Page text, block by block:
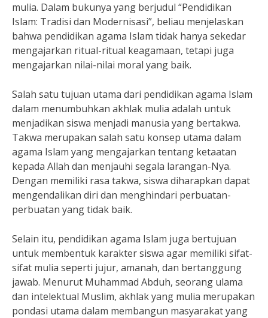
mulia. Dalam bukunya yang berjudul “Pendidikan
Islam: Tradisi dan Modernisasi”, beliau menjelaskan
bahwa pendidikan agama Islam tidak hanya sekedar
mengajarkan ritual-ritual keagamaan, tetapi juga
mengajarkan nilai-nilai moral yang baik.
Salah satu tujuan utama dari pendidikan agama Islam
dalam menumbuhkan akhlak mulia adalah untuk
menjadikan siswa menjadi manusia yang bertakwa.
Takwa merupakan salah satu konsep utama dalam
agama Islam yang mengajarkan tentang ketaatan
kepada Allah dan menjauhi segala larangan-Nya.
Dengan memiliki rasa takwa, siswa diharapkan dapat
mengendalikan diri dan menghindari perbuatan-
perbuatan yang tidak baik.
Selain itu, pendidikan agama Islam juga bertujuan
untuk membentuk karakter siswa agar memiliki sifat-
sifat mulia seperti jujur, amanah, dan bertanggung
jawab. Menurut Muhammad Abduh, seorang ulama
dan intelektual Muslim, akhlak yang mulia merupakan
pondasi utama dalam membangun masyarakat yang